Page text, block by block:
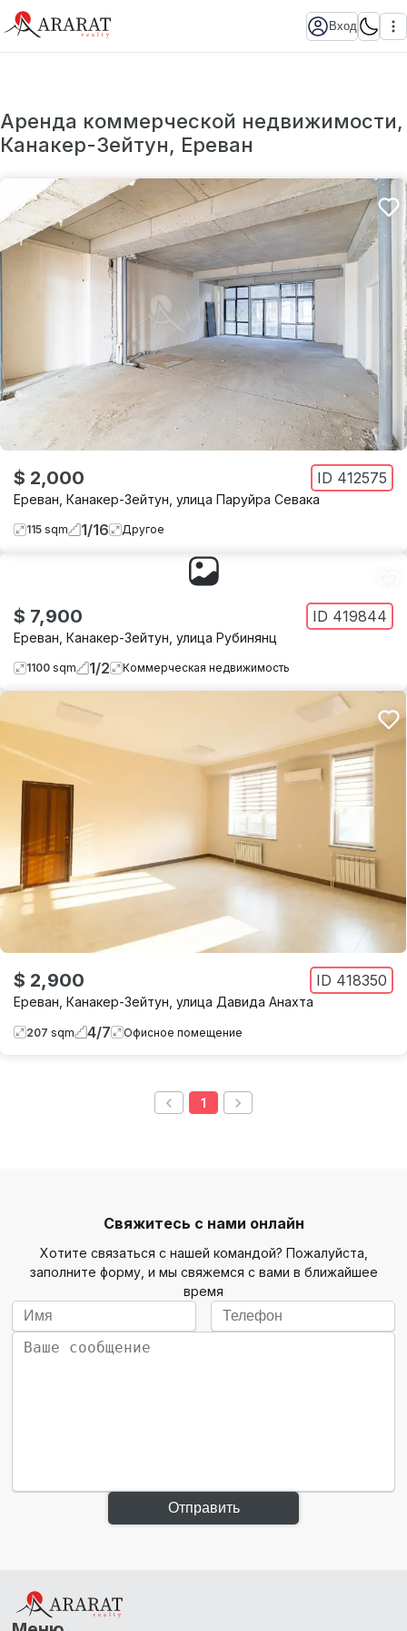
Вход
Аренда коммерческой недвижимости,
Канакер-Зейтун, Ереван
$ 2,000 ID 412575
Ереван Канакер-Зейтун улица Паруйра Севака
115 sqm 1/16 Другое
$ 7,900 ID 419844
Ереван Канакер-Зейтун улица Рубинянц
1100 sqm 1/2 Коммерческая недвижимость
$ 2,900 ID 418350
Ереван Канакер-Зейтун улица Давида Анахта
207 sqm 4/7 Офисное помещение
1
Свяжитесь с нами онлайн
Хотите связаться с нашей командой? Пожалуйста,
заполните форму, и мы свяжемся с вами в ближайшее
время
Отправить